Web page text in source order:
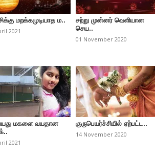
மறக்கமுடியாத ம..
2021
சற்று முன்னர் வெளியான
செய..
01 November 2020
மகளை வயதான
2021
குருபெயர்ச்சியில் ஏற்பட்ட..
14 November 2020